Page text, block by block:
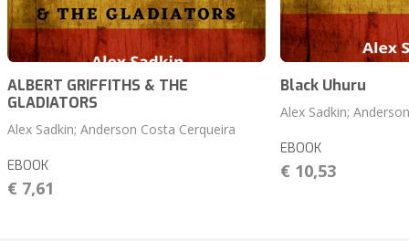
ALBERT GRIFFITHS & THE
GLADIATORS
Alex Sadkin; Anderson Costa Cerqueira
EBOOK
€ 7,61
Black Uhuru
Alex Sadkin;
EBOOK
€ 10,53